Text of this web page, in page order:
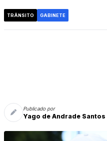
TRÂNSITO GABINETE
Publicado por
Yago de Andrade Santos